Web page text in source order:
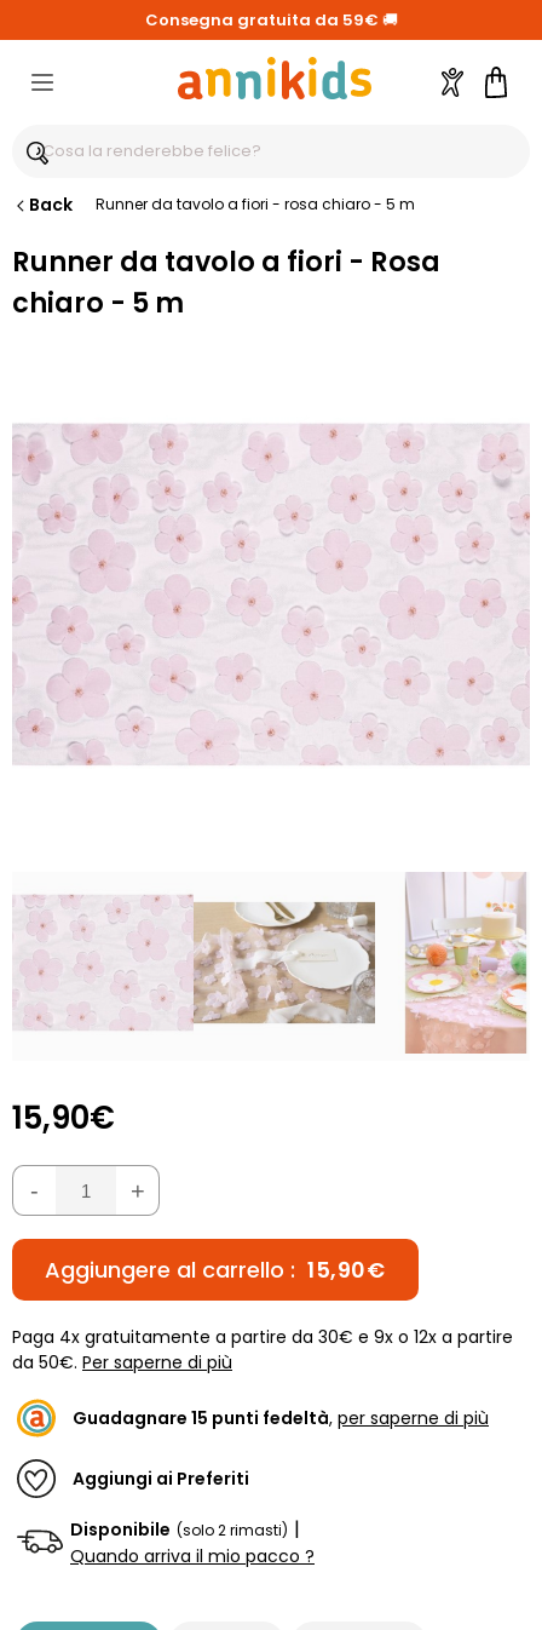
Consegna gratuita da 59€ 🚚
Account
Back Runner da tavolo a fiori - rosa chiaro - 5 m
Runner da tavolo a fiori - Rosa
chiaro - 5 m
15,90€
- +
Aggiungere al carrello : 15,90€
Paga 4x gratuitamente a partire da 30€ e 9x o 12x a partire
da 50€. Per saperne di più
Guadagnare 15 punti fedeltà, per saperne di più
Aggiungi ai Preferiti
Disponibile (solo 2 rimasti) |
Quando arriva il mio pacco ?